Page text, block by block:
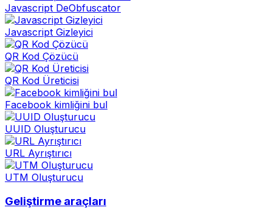
Javascript DeObfuscator
Javascript Gizleyici
QR Kod Çözücü
QR Kod Üreticisi
Facebook kimliğini bul
UUID Oluşturucu
URL Ayrıştırıcı
UTM Oluşturucu
Geliştirme araçları